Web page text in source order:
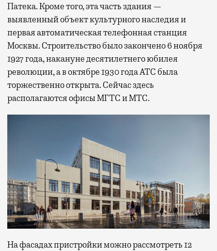
Патека. Кроме того, эта часть здания —
выявленный объект культурного наследия и
первая автоматическая телефонная станция
Москвы. Строительство было закончено 6 ноября
1927 года, накануне десятилетнего юбилея
революции, а в октябре 1930 года АТС была
торжественно открыта. Сейчас здесь
располагаются офисы МГТС и МТС.
На фасадах пристройки можно рассмотреть 12